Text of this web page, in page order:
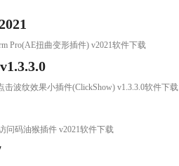
Pro(AE扭曲变形插件) v2021软件下载
波纹效果小插件(ClickShow) v1.3.3.0软件下载
问码油猴插件 v2021软件下载